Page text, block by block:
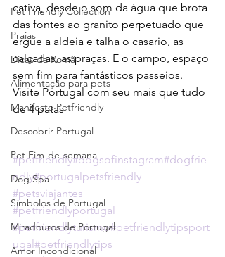
Pet Friendly Collection
Praias
Dicas da Romã
Alimentação para pets
Manifesto Petfriendly
Descobrir Portugal
Pet Fim-de-semana
Dog Spa
Símbolos de Portugal
Miradouros de Portugal
Amor Incondicional
cativa, desde o som da água que brota
das fontes ao granito perpetuado que
ergue a aldeia e talha o casario, as
calçadas, as praças. E o campo, espaço
sem fim para fantásticos passeios.
Visite Portugal com seu mais que tudo
de 4 patas
#petfriendly#dogsofinstagram#dogfrie
ndly#portugalpetsfriendly
#petsviajantes
#petfriendlyportugal
#petfriendlyturismo#petfriendlytipsport
ugal #petfriendlytips